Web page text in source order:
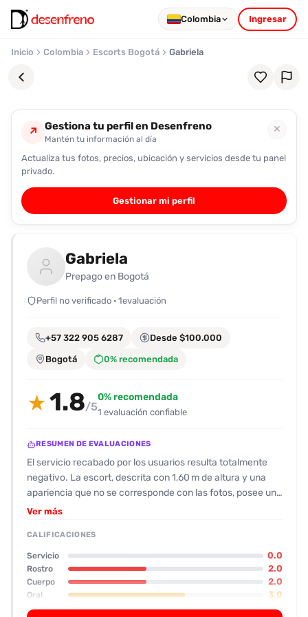
Colombia Ingresar
Inicio Colombia Escorts Bogotá Gabriela
Favoritos
Pronto
podrás
registrarte
guardar
favoritas
para
fácilmente.
↗ Gestiona tu perfil en Desenfreno
Mantén tu información al día
✕
Actualiza tus fotos, precios, ubicación y servicios desde tu panel
privado.
Gestionar mi perfil
Gabriela
Prepago en Bogotá
Perfil no verificado · 1evaluación
+57 322 905 6287 Desde $100.000
Bogotá 0% recomendada
★1.8/5
0% recomendada
1 evaluación confiable
RESUMEN DE EVALUACIONES
El servicio recabado por los usuarios resulta totalmente
negativo. La escort, descrita con 1,60 m de altura y una
apariencia que no se corresponde con las fotos, posee un
busto grande pero muy caído y una barriga visible; el
promete la publicación. Su actitud resulta fría, con poca
proactividad y sin intentar crear un ambiente cálido. No se
brinda el servicio de “novios” o de cariño que se anuncia; la
escort rechaza la petición de un oral y, cuando sí lo realiza,
afecta negativamente la erección del cliente. La casa,
aunque de tres pisos y con garage, se describe como poco
Ver más
CALIFICACIONES
Servicio 0.0
Rostro 2.0
Cuerpo 2.0
Oral 3.0